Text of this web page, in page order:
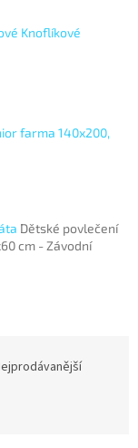
Knoflíkové
farma 140x200,
Dětské povlečení
cm - Závodní